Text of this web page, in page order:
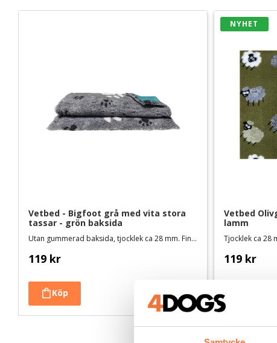
Vetbed - Bigfoot grå med vita stora
tassar - grön baksida
Utan gummerad baksida, tjocklek ca 28 mm. Finns i tre storlekar
119 kr
Vetbed
lamm
Tjocklek ca 28
119 kr
NYHET